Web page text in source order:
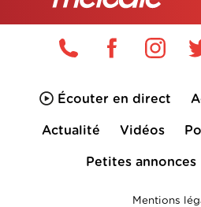
Écouter en direct
Actualité Vidéos
Petites annonces
Mentions